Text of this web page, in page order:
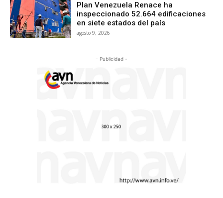
Plan Venezuela Renace ha
inspeccionado 52.664 edificaciones
en siete estados del país
agosto 9, 2026
- Publicidad -